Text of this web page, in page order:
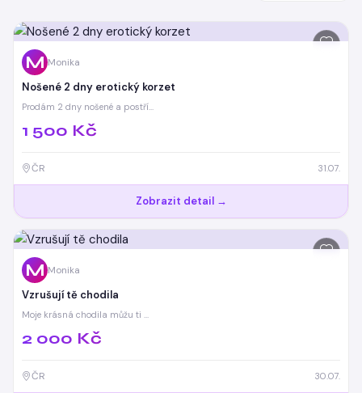
M Monika
Nošené 2 dny erotický korzet
Prodám 2 dny nošené a postří…
1 500 Kč
ČR 31.07.
Zobrazit detail →
M Monika
Vzrušují tě chodila
Moje krásná chodila můžu ti …
2 000 Kč
ČR 30.07.